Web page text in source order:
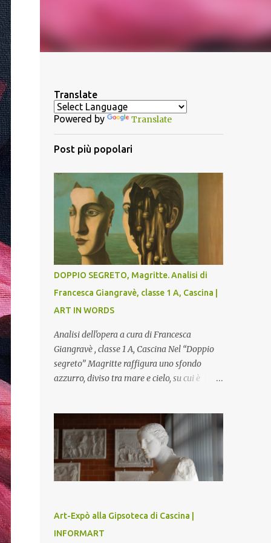
Translate
Powered by Translate
Post più popolari
DOPPIO SEGRETO, Magritte. Analisi di
Francesca Giangravè, classe 1 A, Cascina |
ART IN WORDS
Analisi dell'opera a cura di Francesca
Giangravè , classe 1 A, Cascina Nel “Doppio
segreto” Magritte raffigura uno sfondo
azzurro, diviso tra mare e cielo, su cui è
testa è quasi uno strappo o un taglio, scopre
sulla destra l’interno del corpo: non organi
umani, ma una materia metallica, fatta di
cilindri e sfere, un motivo che Magritte
propone frequentemente nelle sue opere,
minaccioso, come se si trattasse di un
qualcosa di malinconico, sia per il colore che
per la consistenza del materiale. L’enigma
Art-Expò alla Gipsoteca di Cascina |
INFORMART